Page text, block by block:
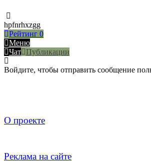
hpfnrhxzgg
Рейтинг 0
Меню
Чат Публикации
Войдите, чтобы отправить сообщение
О проекте
Реклама на сайте